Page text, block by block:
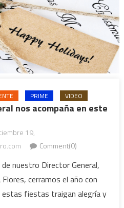
PRIME VIDEO
nos acompaña en este
19,
Comment(0)
nuestro Director General,
cerramos el año con
estas fiestas traigan alegría y